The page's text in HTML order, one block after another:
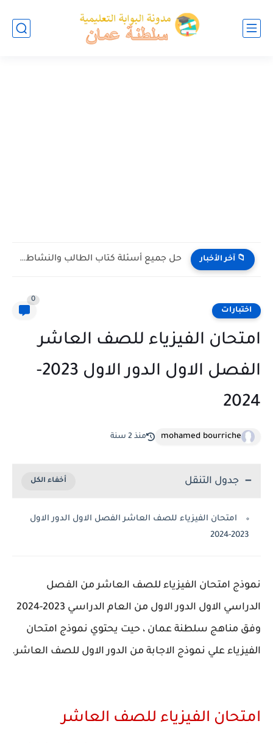
📁 آخر الأخبار حل جميع أسئلة كتاب الطالب والنشاط في الاحياء للصف العاشر...
اختبارات
0
امتحان الفيزياء للصف العاشر
الفصل الاول الدور الاول 2023-
2024
mohamed bourriche منذ 2 سنة
جدول التنقل
امتحان الفيزياء للصف العاشر الفصل الاول الدور الاول
2023-2024
نموذج امتحان الفيزياء للصف العاشر من الفصل
الدراسي الاول الدور الاول من العام الدراسي 2023-2024
وفق مناهج سلطنة عمان ، حيت يحتوي نموذج امتحان
الفيزياء علي نموذج الاجابة من الدور الاول للصف العاشر.
امتحان الفيزياء للصف العاشر